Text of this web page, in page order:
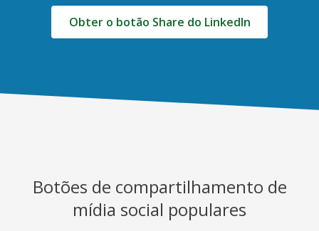
Obter o botão Share do LinkedIn
Botões de compartilhamento de
mídia social populares